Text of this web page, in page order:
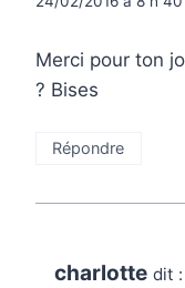
Merci pour ton
? Bises
Répondre
charlotte dit :